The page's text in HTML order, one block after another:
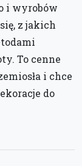
i wyrobów
z jakich
To cenne
i chce
do